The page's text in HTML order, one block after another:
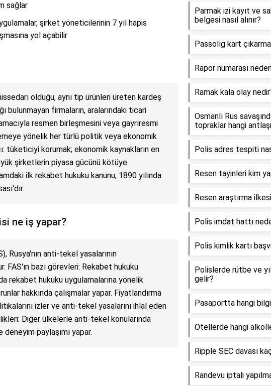
sağlar
şirket yöneticilerinin 7 yıl hapis
yol açabilir
olduğu, aynı tip ürünleri üreten kardeş
bulunmayan firmaların, aralarındaki ticari
resmen birleşmesini veya gayrıresmi
yönelik her türlü politik veya ekonomik
tüketiciyi korumak; ekonomik kaynakların en
şirketlerin piyasa gücünü kötüye
ilk rekabet hukuku kanunu, 1890 yılında
ne iş yapar?
Rusya'nın anti-tekel yasalarının
FAS'ın bazı görevleri: Rekabet hukuku
rekabet hukuku uygulamalarına yönelik
hakkında çalışmalar yapar. Fiyatlandırma
izler ve anti-tekel yasalarını ihlal eden
Diğer ülkelerle anti-tekel konularında
paylaşımı yapar.
Parmak izi kayıt ve
belgesi nasıl alınır?
Passoli̇g kart
Rapor numarası
Ramak kala olay
Osmanlı Rus
topraklar hangi
Polis adres tespiti
Resen tayinleri kim
Resen araştırma
Polis imdat hattı
Polis kimlik kartı
Polislerde rütbe ve
gelir?
Pasaportta hangi
Otellerde hangi
Ripple SEC davası
Randevu iptali